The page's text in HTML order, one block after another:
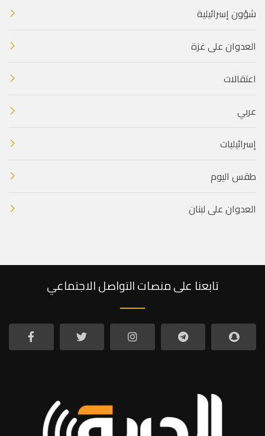
شؤون إسرائيلية
العدوان على غزة
اعتقالات
عربي
إسرائيليات
طقس اليوم
العدوان على لبنان
تابعنا على منصات التواصل الاجتماعي